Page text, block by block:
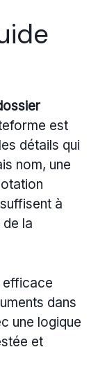
est
détails qui
nom, une
à
la
efficace
dans
une logique
et